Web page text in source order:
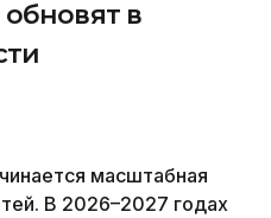
в
масштабная
В 2026–2027 годах